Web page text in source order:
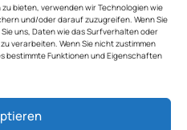
bieten, verwenden wir Technologien wie
und/oder darauf zuzugreifen. Wenn Sie
uns, Daten wie das Surfverhalten oder
verarbeiten. Wenn Sie nicht zustimmen
bestimmte Funktionen und Eigenschaften
30 Minuten
Regal belastest.